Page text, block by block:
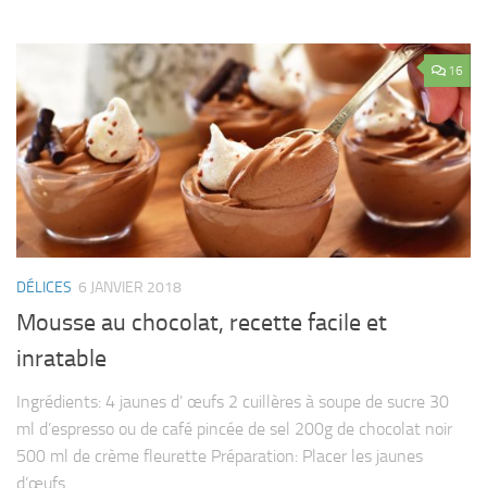
16
DÉLICES 6 JANVIER 2018
Mousse au chocolat, recette facile et
inratable
Ingrédients: 4 jaunes d’ œufs 2 cuillères à soupe de sucre 30
ml d’espresso ou de café pincée de sel 200g de chocolat noir
500 ml de crème fleurette Préparation: Placer les jaunes
d’œufs...